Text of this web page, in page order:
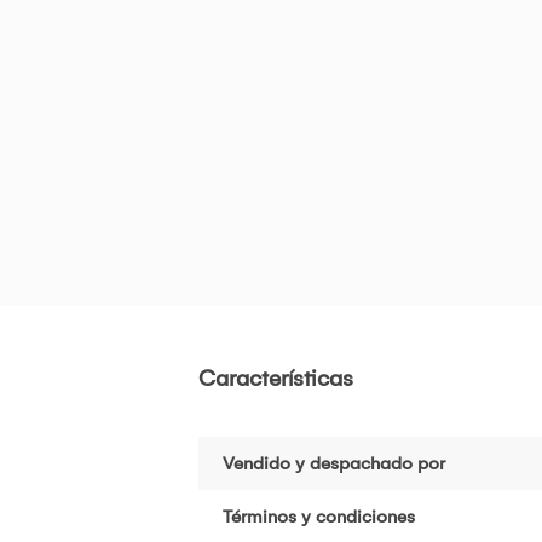
Características
Vendido y despachado por
Términos y condiciones